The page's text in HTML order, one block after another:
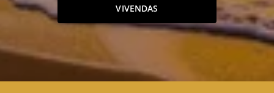
VIVENDAS